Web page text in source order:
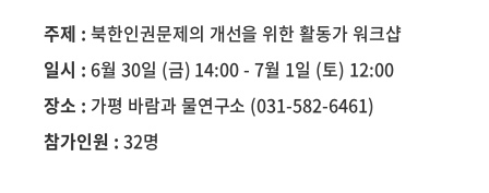
주제 : 북한인권문제의 개선을 위한 활동가 워크샵
일시 : 6월 30일 (금) 14:00 - 7월 1일 (토) 12:00
장소 : 가평 바람과 물연구소 (031-582-6461)
참가인원 : 32명